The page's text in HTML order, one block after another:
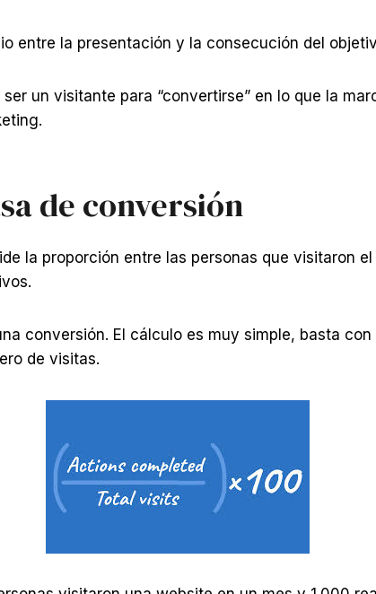
entre la presentación y la consecución del
un visitante para “convertirse” en lo que la
de conversión
la proporción entre las personas que visitaron
conversión. El cálculo es muy simple, basta
de visitas.